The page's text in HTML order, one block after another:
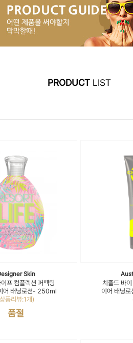
PRODUCT LIST
Skin
프 컴플렉션 퍼펙팅
어 태닝로션- 250ml
품리뷰:1개)
품절
치즐드 바
이어 태닝